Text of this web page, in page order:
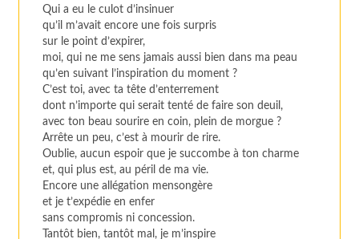
Qui a eu le culot d’insinuer
qu’il m’avait encore une fois surpris
sur le point d’expirer,
moi, qui ne me sens jamais aussi bien dans ma peau
qu’en suivant l’inspiration du moment ?
C’est toi, avec ta tête d’enterrement
dont n’importe qui serait tenté de faire son deuil,
avec ton beau sourire en coin, plein de morgue ?
Arrête un peu, c’est à mourir de rire.
Oublie, aucun espoir que je succombe à ton charme
et, qui plus est, au péril de ma vie.
Encore une allégation mensongère
et je t’expédie en enfer
sans compromis ni concession.
Tantôt bien, tantôt mal, je m’inspire